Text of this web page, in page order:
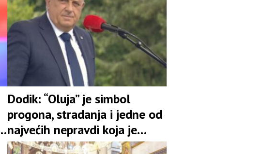
Dodik: “Oluja” je simbol
progona, stradanja i jedne od
najvećih nepravdi koja je
zadesila naš narod